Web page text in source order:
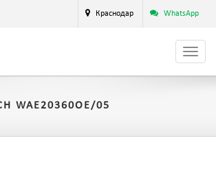
Краснодар WhatsApp
WAE20360OE/05